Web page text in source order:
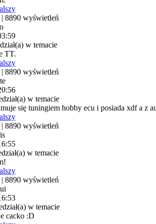
8890 wyświetleń
w temacie
TT.
8890 wyświetleń
w temacie
się tuningiem hobby ecu i posiada xdf a
8890 wyświetleń
w temacie
8890 wyświetleń
w temacie
cacko :D